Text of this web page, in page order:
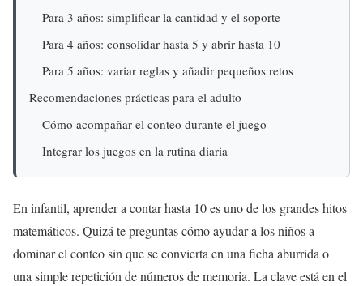
Para 3 años: simplificar la cantidad y el soporte
Para 4 años: consolidar hasta 5 y abrir hasta 10
Para 5 años: variar reglas y añadir pequeños retos
Recomendaciones prácticas para el adulto
Cómo acompañar el conteo durante el juego
Integrar los juegos en la rutina diaria
En infantil, aprender a contar hasta 10 es uno de los grandes hitos
matemáticos. Quizá te preguntas cómo ayudar a los niños a
dominar el conteo sin que se convierta en una ficha aburrida o
una simple repetición de números de memoria. La clave está en el